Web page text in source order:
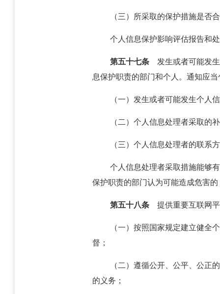
（三）所采取的保护措施是否
个人信息保护影响评估报告和
第五十七条发生或者可能发生
息保护职责的部门和个人。通知应
（一）发生或者可能发生个人
（二）个人信息处理者采取的
（三）个人信息处理者的联系
个人信息处理者采取措施能够
保护职责的部门认为可能造成危害
第五十八条提供重要互联网平
（一）按照国家规定建立健全
督；
（二）遵循公开、公平、公正
的义务；